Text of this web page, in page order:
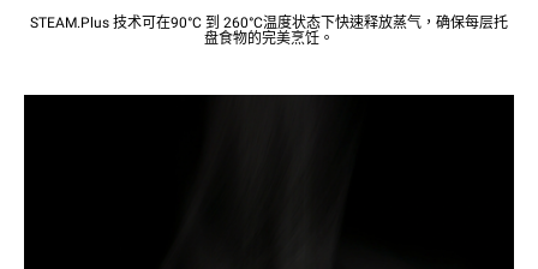
STEAM.Plus 技术可在90°C 到 260°C温度状态下快速释放蒸气，确保每层托
盘食物的完美烹饪。